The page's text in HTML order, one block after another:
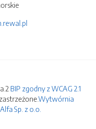
BIP zgodny z WCAG 2.1
Wytwórnia
Sp. z o.o.